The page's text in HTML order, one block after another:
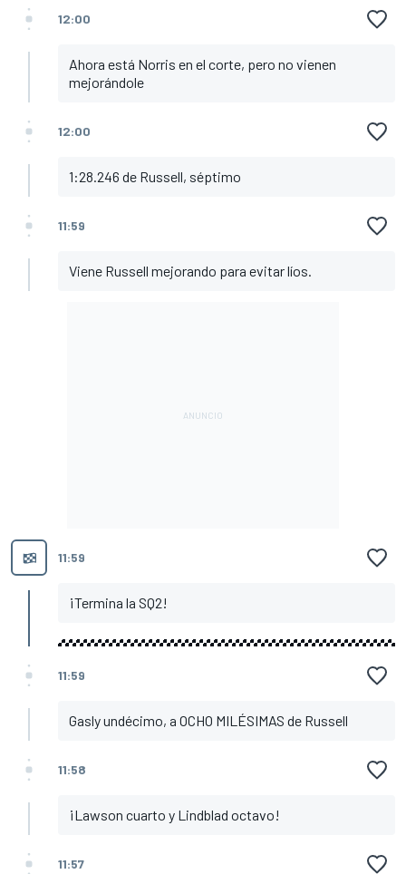
12:00
Ahora está Norris en el corte, pero no vienen
mejorándole
12:00
1:28.246 de Russell, séptimo
11:59
Viene Russell mejorando para evitar líos.
11:59
¡Termina la SQ2!
11:59
Gasly undécimo, a OCHO MILÉSIMAS de Russell
11:58
¡Lawson cuarto y Lindblad octavo!
11:57